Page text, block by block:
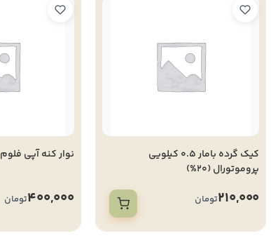
کیک گرده بامار 0.5 کیلویی
پروموتورال (20%)
210,000تومان
نوار کنه آپی فلوم
400,000تومان